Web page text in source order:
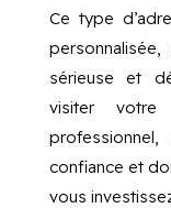
Ce type
sérieuse et
visiter
confiance et
vous